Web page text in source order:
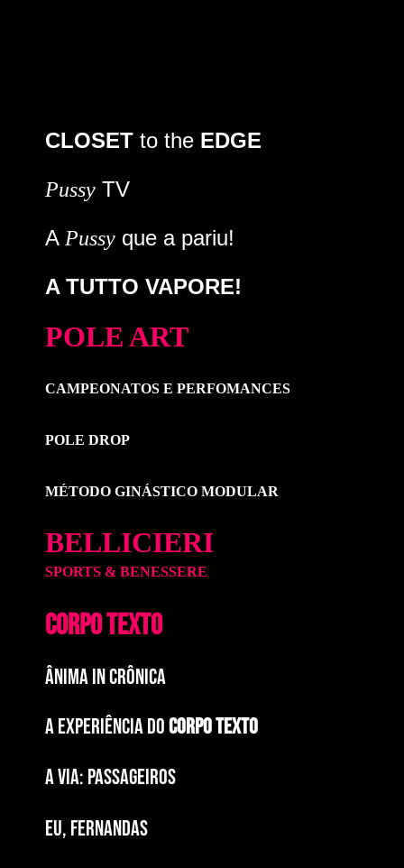
CLOSET to the EDGE
Pussy TV
A Pussy que a pariu!
A TUTTO VAPORE!
POLE ART
CAMPEONATOS E PERFOMANCES
POLE DROP
MÉTODO GINÁSTICO MODULAR
BELLICIERI
SPORTS & BENESSERE
CORPO TEXTO
ÂNIMA IN CRÔNICA
A EXPERIÊNCIA DOCORPO TEXTO
a via: paSSAGEIROS
EU, FERNANDAS